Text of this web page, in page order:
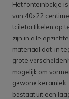
Het fonteinbakje
van 40x22
toiletartikelen op
zijn in alle
materiaal dat, in
grote
mogelijk om
gewone
bestaat uit een